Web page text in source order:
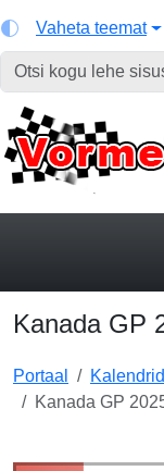
Vaheta teemat
Kanada GP
Portaal Kalendrid
Kanada GP